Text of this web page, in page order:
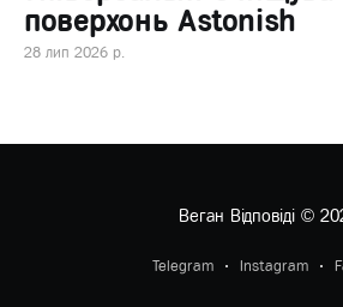
поверхонь Astonish
28 лип 2026 р.
Веган Відповіді©
Telegram Instagram